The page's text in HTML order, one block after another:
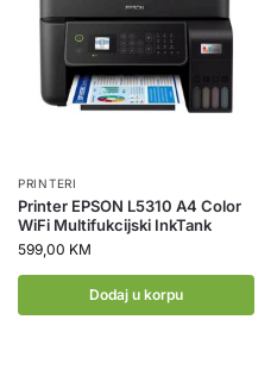
PRINTERI
Printer EPSON L5310 A4 Color
WiFi Multifukcijski InkTank
599,00 KM
Dodaj u korpu